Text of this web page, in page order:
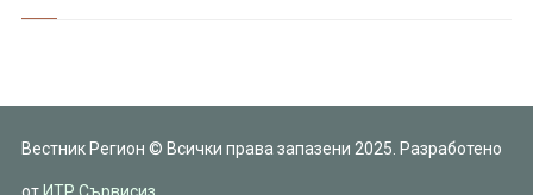
Вестник Регион © Всички права запазени 2025. Разработено